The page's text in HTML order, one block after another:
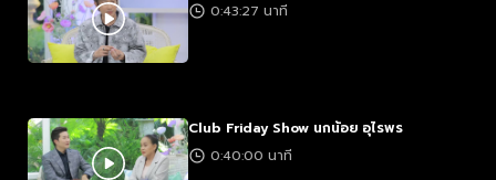
0:43:27 นาที
Club Friday Show นกน้อย อุไรพร
0:40:00 นาที